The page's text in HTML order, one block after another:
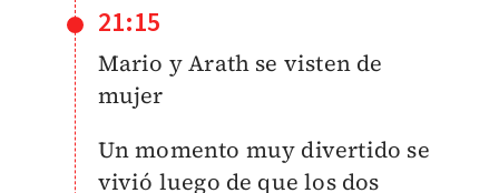
21:15
Mario y Arath se visten de
mujer
Un momento muy divertido se
vivió luego de que los dos